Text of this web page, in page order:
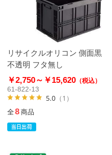
リサイクルオリコン 側面黒
不透明 フタ無し
￥2,750～ ￥15,620 （税込）
61-822-13
5.0 （1）
全8商品